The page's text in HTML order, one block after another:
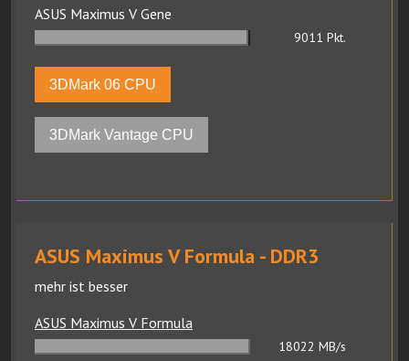
ASUS Maximus V Gene
9011 Pkt.
3DMark 06 CPU
3DMark Vantage CPU
ASUS Maximus V Formula - DDR3
mehr ist besser
ASUS Maximus V Formula
18022 MB/s